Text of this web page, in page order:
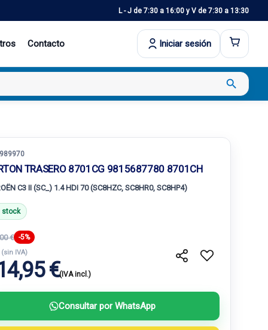
L - J de 7:30 a 16:00 y V de 7:30 a 13:30
Contacto Iniciar sesión
search
TRASERO 8701CG 9815687780 8701CH
C3 II (SC_) 1.4 HDI 70 (SC8HZC, SC8HR0, SC8HP4)
stock
€ -5%
(sin IVA)
€(IVA incl.)
Consultar por WhatsApp